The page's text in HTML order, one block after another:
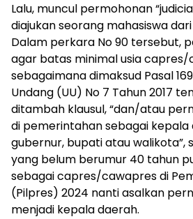
Lalu, muncul permohonan
diajukan seorang mahasiswa
Dalam perkara No 90 tersebut,
agar batas minimal usia
sebagaimana dimaksud Pasal
Undang (UU) No 7 Tahun 2017
ditambah klausul, “dan/atau
di pemerintahan sebagai
gubernur, bupati atau walikota”,
yang belum berumur 40 tahun
sebagai capres/cawapres di
(Pilpres) 2024 nanti asalkan
menjadi kepala daerah.